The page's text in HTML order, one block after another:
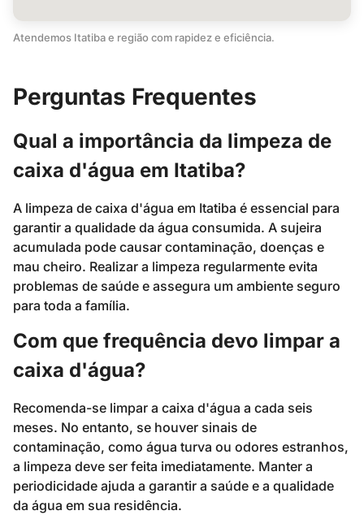
Atendemos Itatiba e região com rapidez e eficiência.
Perguntas Frequentes
Qual a importância da limpeza de
caixa d'água em Itatiba?
A limpeza de caixa d'água em Itatiba é essencial para
garantir a qualidade da água consumida. A sujeira
acumulada pode causar contaminação, doenças e
mau cheiro. Realizar a limpeza regularmente evita
problemas de saúde e assegura um ambiente seguro
para toda a família.
Com que frequência devo limpar a
caixa d'água?
Recomenda-se limpar a caixa d'água a cada seis
meses. No entanto, se houver sinais de
contaminação, como água turva ou odores estranhos,
a limpeza deve ser feita imediatamente. Manter a
periodicidade ajuda a garantir a saúde e a qualidade
da água em sua residência.